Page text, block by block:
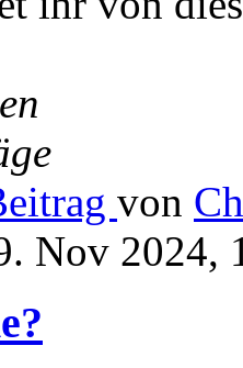
von
Nov 2024,